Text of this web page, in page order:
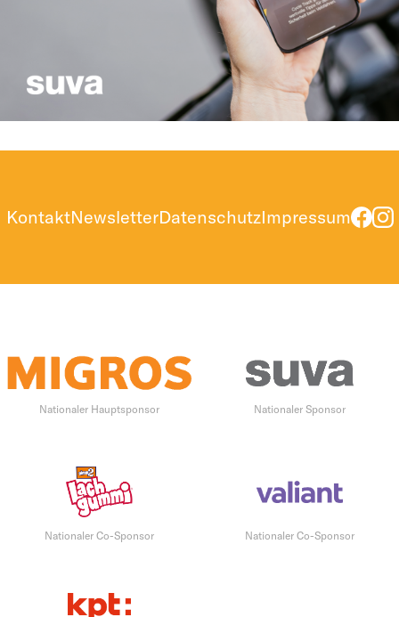
KontaktNewsletterDatenschutzImpressum
Nationaler Hauptsponsor Nationaler Sponsor
Nationaler Co-Sponsor Nationaler Co-Sponsor